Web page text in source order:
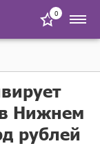
0
Нижнем
рублей